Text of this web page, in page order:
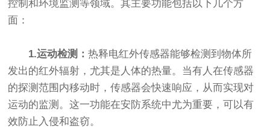
控制和环境监测等领域。其主要功能包括以下几个方
面：
1.运动检测：热释电红外传感器能够检测到物体所
发出的红外辐射，尤其是人体的热量。当有人在传感器
的探测范围内移动时，传感器会快速响应，从而实现对
运动的监测。这一功能在安防系统中尤为重要，可以有
效防止入侵和盗窃。